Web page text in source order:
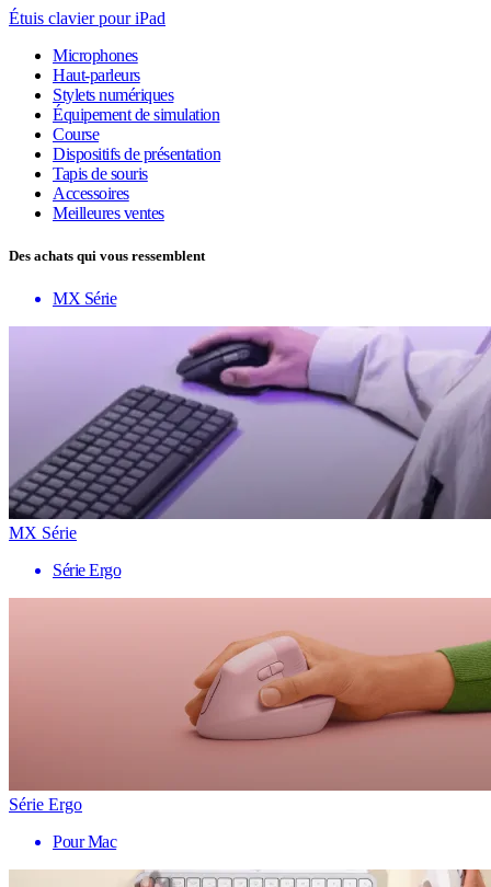
Étuis clavier pour iPad
Microphones
Haut-parleurs
Stylets numériques
Équipement de simulation
Course
Dispositifs de présentation
Tapis de souris
Accessoires
Meilleures ventes
Des achats qui vous ressemblent
MX Série
MX Série
Série Ergo
Série Ergo
Pour Mac